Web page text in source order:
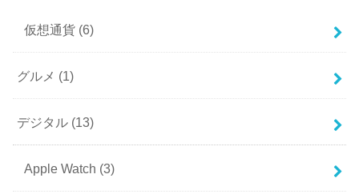
仮想通貨 (6)
グルメ (1)
デジタル (13)
Apple Watch (3)